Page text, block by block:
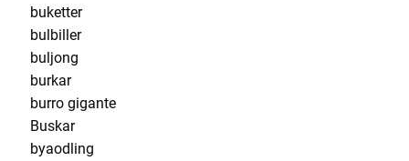
buketter
bulbiller
buljong
burkar
burro gigante
Buskar
byaodling